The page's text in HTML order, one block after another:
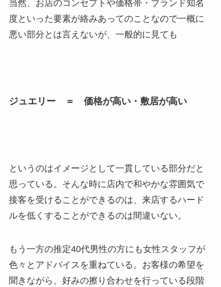
当然、お店のコンセプトや価格帯・ブランド知名
度といった要素が絡みあってのことなので一概に
悪い部分とは言えないが、一般的に見ても
ジュエリー ＝ 価格が高い・敷居が高い
というのはイメージとして一貫している部分だと
思っている。そんな時に店内で和やかな雰囲気で
接客を受けることができるのは、来店するハード
ルを低くすることができるのは間違いない。
もう一方の推定40代男性の方にも女性スタッフが
色々とアドバイスを重ねている。お客様の希望を
聞きながら、好みの擦り合わせを行っている段階